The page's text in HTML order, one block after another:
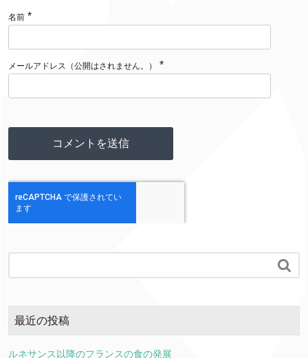
名前 *
メールアドレス（公開はされません。） *

最近の投稿
ルネサンス以降のフランスの食の発展